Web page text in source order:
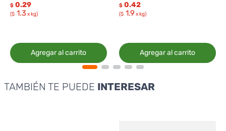
$ 0.29
($ 1.3x kg)
Agregar al carrito
$ 0.42
($ 1.9 x kg)
Agregar al carrito
TAMBIÉN TE PUEDE INTERESAR